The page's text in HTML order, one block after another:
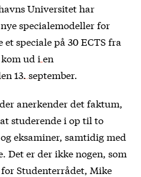
Universitet har
specialemodeller for
speciale på 30 ECTS fra
ud i en
13. september.
anerkender det faktum,
studerende i op til to
eksaminer, samtidig med
Det er der ikke nogen, som
Studenterrådet, Mike